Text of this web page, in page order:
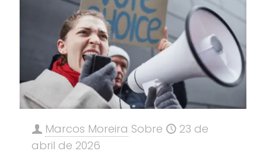
Marcos Moreira Sobre
23 de
abril de 2026